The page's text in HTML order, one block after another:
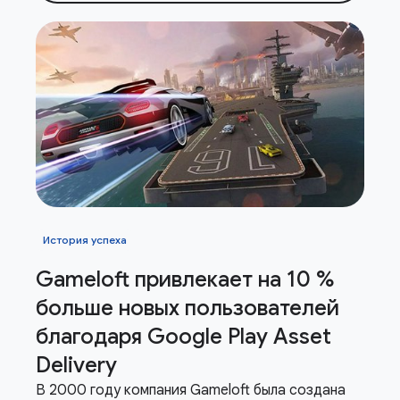
История успеха
Gameloft привлекает на 10 %
больше новых пользователей
благодаря Google Play Asset
Delivery
В 2000 году компания Gameloft была создана